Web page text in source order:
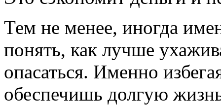
Тем не менее, иногда
понять, как лучше
опасаться. Именно
обеспечишь долгую